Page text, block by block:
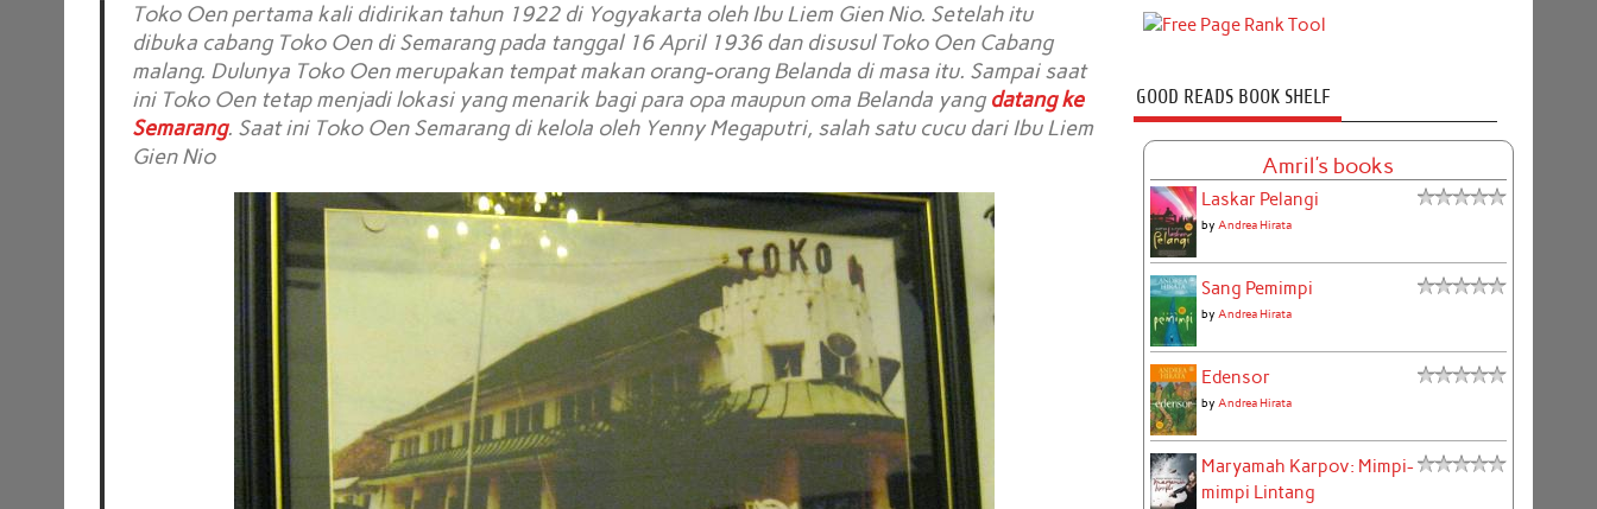
Toko Oen pertama kali didirikan tahun 1922 di Yogyakarta oleh Ibu Liem Gien Nio. Setelah itu
dibuka cabang Toko Oen di Semarang pada tanggal 16 April 1936 dan disusul Toko Oen Cabang
malang. Dulunya Toko Oen merupakan tempat makan orang-orang Belanda di masa itu. Sampai saat
ini Toko Oen tetap menjadi lokasi yang menarik bagi para opa maupun oma Belanda yang datang ke
Semarang. Saat ini Toko Oen Semarang di kelola oleh Yenny Megaputri, salah satu cucu dari Ibu Liem
Gien Nio
GOOD READS BOOK SHELF
Amril's books
Laskar Pelangi
by Andrea Hirata
Sang Pemimpi
by Andrea Hirata
Edensor
by Andrea Hirata
Maryamah Karpov: Mimpi-
mimpi Lintang